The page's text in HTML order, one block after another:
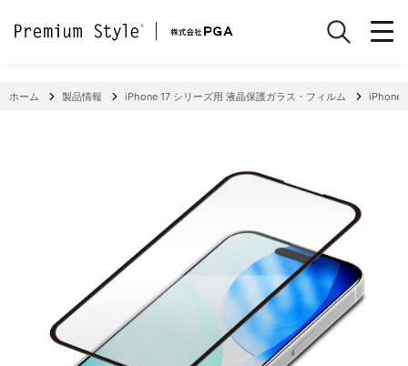
ホーム 製品情報 iPhone 17 シリーズ用 液晶保護ガラス・フィルム iPhone